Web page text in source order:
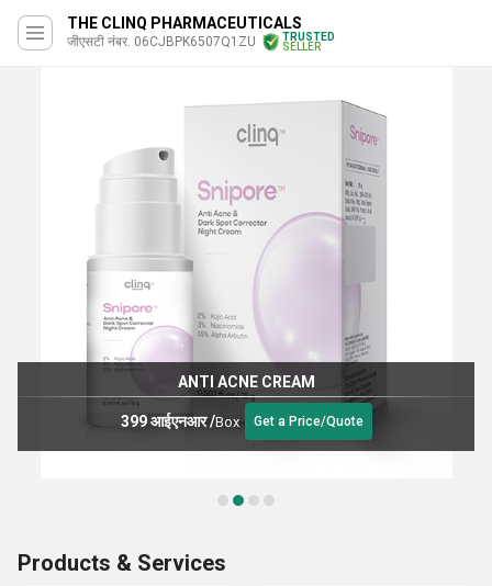
THE CLINQ PHARMACEUTICALS
जीएसटी नंबर. 06CJBPK6507Q1ZU
TRUSTED
SELLER
ANTI ACNE CREAM
399 आईएनआर/Box Get a Price/Quote
Products & Services